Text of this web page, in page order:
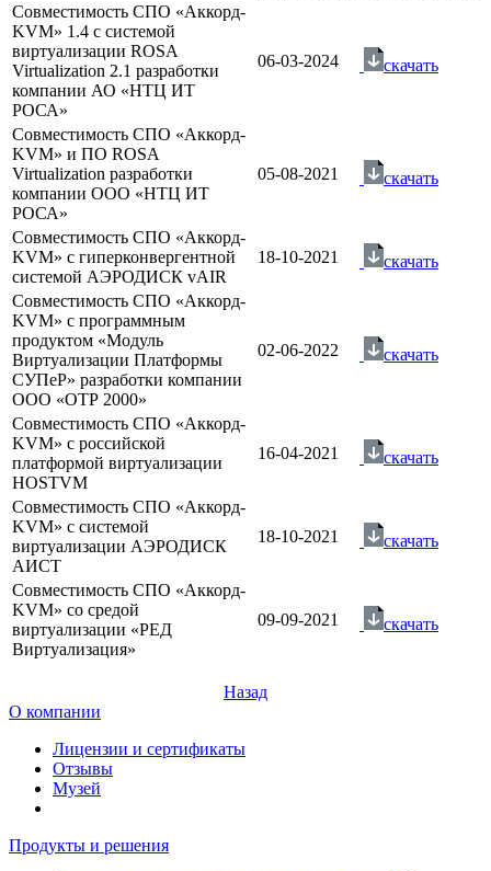
Совместимость СПО «Аккорд-
KVM» 1.4 с системой
виртуализации ROSA
Virtualization 2.1 разработки
компании АО «НТЦ ИТ
РОСА»
06-03-2024 скачать
Совместимость СПО «Аккорд-
KVM» и ПО ROSA
Virtualization разработки
компании ООО «НТЦ ИТ
РОСА»
05-08-2021 скачать
Совместимость СПО «Аккорд-
KVM» с гиперконвергентной
системой АЭРОДИСК vAIR
18-10-2021 скачать
Совместимость СПО «Аккорд-
KVM» с программным
продуктом «Модуль
Виртуализации Платформы
СУПеР» разработки компании
ООО «ОТР 2000»
02-06-2022 скачать
Совместимость СПО «Аккорд-
KVM» с российской
платформой виртуализации
HOSTVM
16-04-2021 скачать
Совместимость СПО «Аккорд-
KVM» с системой
виртуализации АЭРОДИСК
АИСТ
18-10-2021 скачать
Совместимость СПО «Аккорд-
KVM» со средой
виртуализации «РЕД
Виртуализация»
09-09-2021 скачать
Назад
О компании
Лицензии и сертификаты
Отзывы
Музей
Продукты и решения